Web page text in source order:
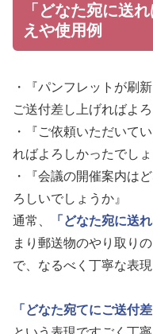
「どなた宛に送
えや使用例
・『パンフレットが刷
ご送付差し上げればよ
・『ご依頼いただいて
ればよろしかったでしょ
・『会議の開催案内は
ろしいでしょうか』
通常、
「どなた宛に送
まり郵送物のやり取り
で、なるべく丁寧な表
「どなた宛てにご送付